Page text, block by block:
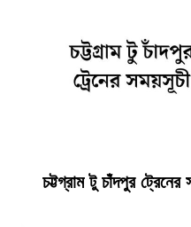
চট্টগ্রাম টু চাঁদপুর